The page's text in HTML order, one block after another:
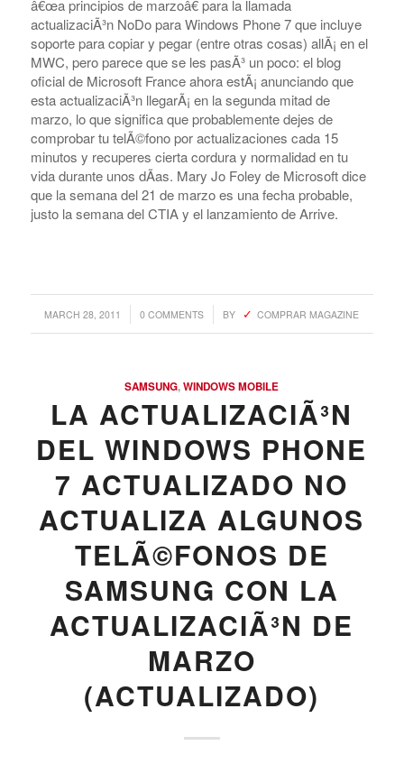
â€œa principios de marzoâ€ para la llamada
actualizaciÃ³n NoDo para Windows Phone 7 que incluye
soporte para copiar y pegar (entre otras cosas) allÃ¡ en el
MWC, pero parece que se les pasÃ³ un poco: el blog
oficial de Microsoft France ahora estÃ¡ anunciando que
esta actualizaciÃ³n llegarÃ¡ en la segunda mitad de
marzo, lo que significa que probablemente dejes de
comprobar tu telÃ©fono por actualizaciones cada 15
minutos y recuperes cierta cordura y normalidad en tu
vida durante unos dÃ­as. Mary Jo Foley de Microsoft dice
que la semana del 21 de marzo es una fecha probable,
justo la semana del CTIA y el lanzamiento de Arrive.
MARCH 28, 2011
/ 0 COMMENTS
/ BY COMPRAR MAGAZINE
SAMSUNG,WINDOWS MOBILE
LA ACTUALIZACIÃ³N
DEL WINDOWS PHONE
7 ACTUALIZADO NO
ACTUALIZA ALGUNOS
TELÃ©FONOS DE
SAMSUNG CON LA
ACTUALIZACIÃ³N DE
MARZO
(ACTUALIZADO)